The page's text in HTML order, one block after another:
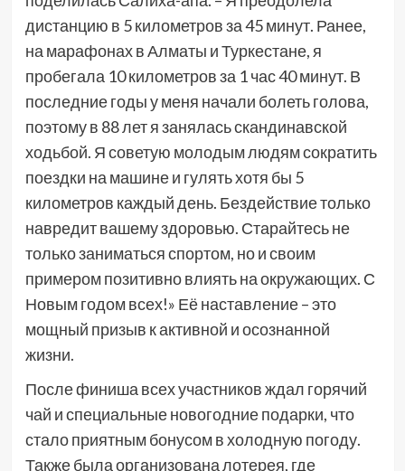
дистанцию в 5 километров за 45 минут. Ранее,
на марафонах в Алматы и Туркестане, я
пробегала 10 километров за 1 час 40 минут. В
последние годы у меня начали болеть голова,
поэтому в 88 лет я занялась скандинавской
ходьбой. Я советую молодым людям сократить
поездки на машине и гулять хотя бы 5
километров каждый день. Бездействие только
навредит вашему здоровью. Старайтесь не
только заниматься спортом, но и своим
примером позитивно влиять на окружающих. С
Новым годом всех!» Её наставление – это
мощный призыв к активной и осознанной
жизни.
После финиша всех участников ждал горячий
чай и специальные новогодние подарки, что
стало приятным бонусом в холодную погоду.
Также была организована лотерея, где